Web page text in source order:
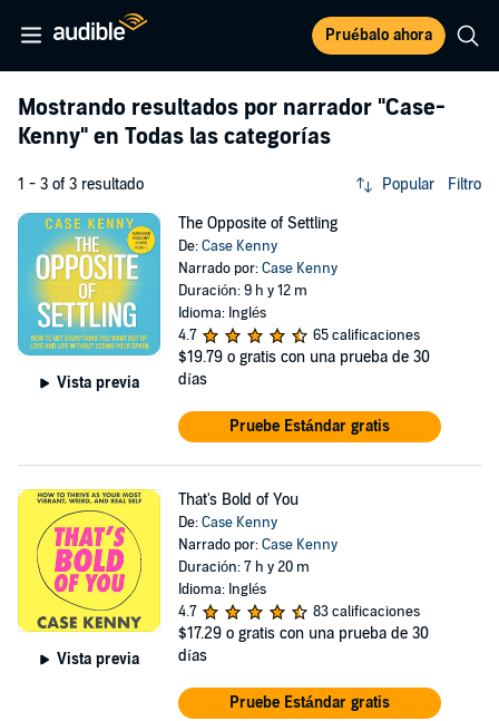
Pruébalo ahora
Mostrando resultados por narrador "Case-
Kenny" en Todas las categorías
1 - 3 of 3 resultado Popular Filtro
Vista previa
The Opposite of Settling
De:Case Kenny
Narrado por:Case Kenny
Duración: 9 h y 12 m
Idioma: Inglés
4.7
65 calificaciones
$19.79 o gratis con una prueba de 30
días
Pruebe Estándar gratis
Vista previa
That's Bold of You
De:Case Kenny
Narrado por:Case Kenny
Duración: 7 h y 20 m
Idioma: Inglés
4.7
83 calificaciones
$17.29 o gratis con una prueba de 30
días
Pruebe Estándar gratis